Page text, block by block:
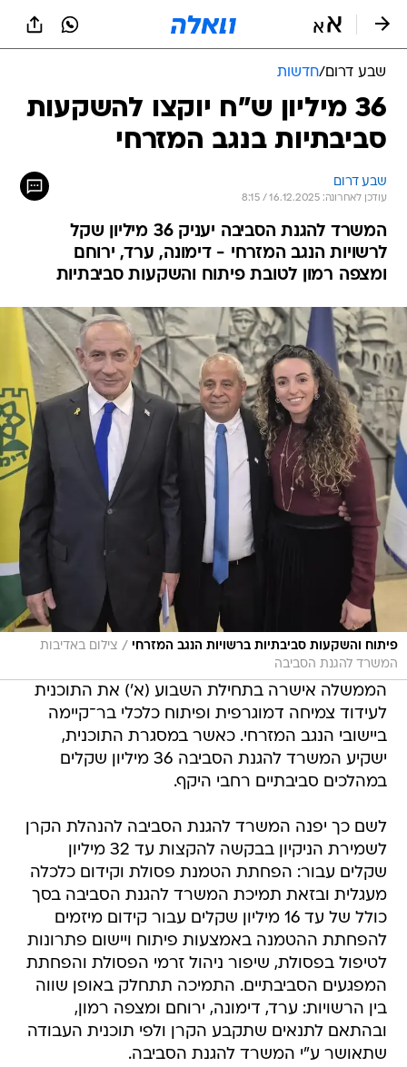
שבע דרום/חדשות
36 מיליון ש"ח יוקצו להשקעות
סביבתיות בנגב המזרחי
שבע דרום
עודכן לאחרונה: 16.12.2025 / 8:15
המשרד להגנת הסביבה יעניק 36 מיליון שקל
לרשויות הנגב המזרחי - דימונה, ערד, ירוחם
ומצפה רמון לטובת פיתוח והשקעות סביבתיות
פיתוח והשקעות סביבתיות ברשויות הנגב המזרחי / צילום באדיבות
המשרד להגנת הסביבה
הממשלה אישרה בתחילת השבוע (א') את התוכנית
לעידוד צמיחה דמוגרפית ופיתוח כלכלי בר־קיימה
ביישובי הנגב המזרחי. כאשר במסגרת התוכנית,
ישקיע המשרד להגנת הסביבה 36 מיליון שקלים
במהלכים סביבתיים רחבי היקף.
לשם כך יפנה המשרד להגנת הסביבה להנהלת הקרן
לשמירת הניקיון בבקשה להקצות עד 32 מיליון
שקלים עבור: הפחתת הטמנת פסולת וקידום כלכלה
מעגלית ובזאת תמיכת המשרד להגנת הסביבה בסך
כולל של עד 16 מיליון שקלים עבור קידום מיזמים
להפחתת ההטמנה באמצעות פיתוח ויישום פתרונות
לטיפול בפסולת, שיפור ניהול זרמי הפסולת והפחתת
המפגעים הסביבתיים. התמיכה תתחלק באופן שווה
בין הרשויות: ערד, דימונה, ירוחם ומצפה רמון,
ובהתאם לתנאים שתקבע הקרן ולפי תוכנית העבודה
שתאושר ע"י המשרד להגנת הסביבה.